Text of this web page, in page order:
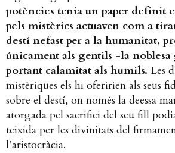
potències tenia un paper definit
pels mistèrics actuaven com a
destí nefast per a la humanitat,
únicament als gentils -la
portant calamitat als humils. Les
mistèriques els hi oferirien als seus
sobre el destí, on només la deessa
atorgada pel sacrifici del seu fill
teixida per les divinitats del
l’aristocràcia.